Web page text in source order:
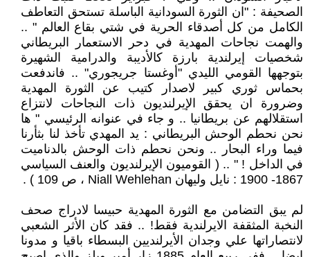
الصحيفة : "ان الثورة السودانية الباسلة تستحق التعاطف
الكامل من كل أصدقاء الحرية في شتي بقاع العالم " ..
والهمت نجاحات المهدية في دحر الاستعمار البريطاني
شخصيات إيرلندية بارزة كالأديبة والدرامية الشهيرة
بتوجهها القومي الليدي "أوغستا جريجوري" .. فاندفعت
بحماس ثوري كبير لاصدار كتيب عن الثورة المهدية
وضرورة ان يحقق الإيرلنديون ذات النجاحات لانتزاع
استقلالهم عن بريطانيا .. و جاء في عنوانه الرئيسي " ها
نحن نحطم الوحش البريطاني : يد المهدي تأخذ لنا بثأرنا
فيما وراء البحار .. ونحن نحطم ذات الوحش بالدناميت
في الداخل ! " .. ( القوميون الإيرلنديون والعنف السياسي
1867- 1900 : نايل وليهان Niall Wehlehan ، ص 109 ) .
لم يبق التضامن مع الثورة المهدية حبيسا لادراج صحف
النخبة المثقفة الايرلندية فقط! .. فقد كان الأثر الشعبي
لانتصاراتها علي وجدان الأيرلنديين البسطاء باقيا و مدونا